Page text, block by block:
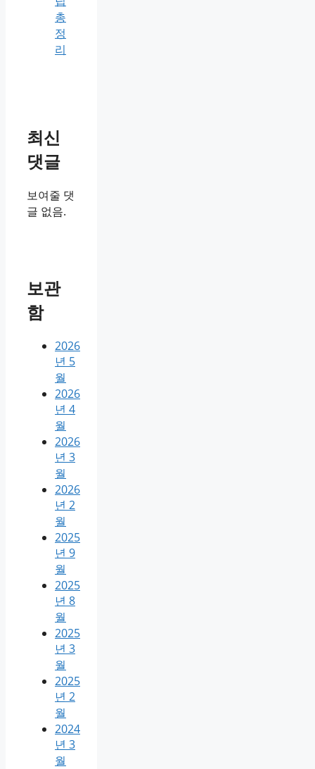
총
정
리
최신
댓글
보여줄 댓
글 없음.
보관
함
2026
년 5
월
2026
년 4
월
2026
년 3
월
2026
년 2
월
2025
년 9
월
2025
년 8
월
2025
년 3
월
2025
년 2
월
2024
년 3
월